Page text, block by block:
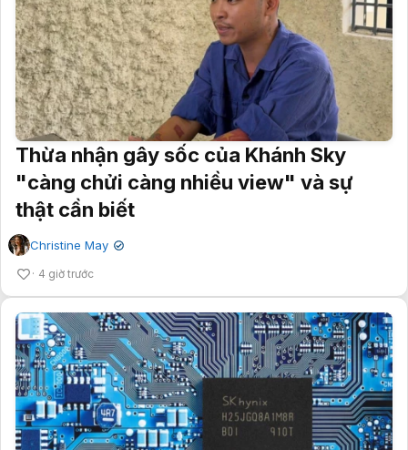
Thừa nhận gây sốc của Khánh Sky
"càng chửi càng nhiều view" và sự
thật cần biết
Christine May ✔
4 giờ trước